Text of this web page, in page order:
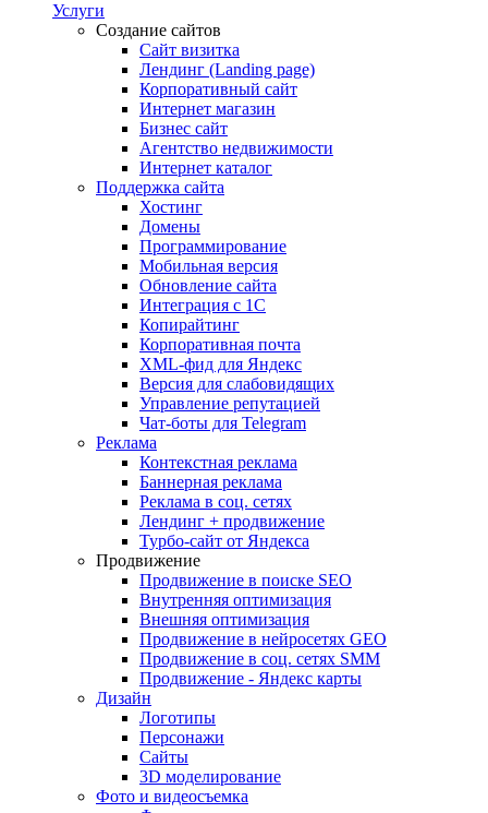
Услуги
Создание сайтов
Сайт визитка
Лендинг (Landing page)
Корпоративный сайт
Интернет магазин
Бизнес сайт
Агентство недвижимости
Интернет каталог
Поддержка сайта
Хостинг
Домены
Программирование
Мобильная версия
Обновление сайта
Интеграция с 1С
Копирайтинг
Корпоративная почта
XML-фид для Яндекс
Версия для слабовидящих
Управление репутацией
Чат-боты для Telegram
Реклама
Контекстная реклама
Баннерная реклама
Реклама в соц. сетях
Лендинг + продвижение
Турбо-сайт от Яндекса
Продвижение
Продвижение в поиске SEO
Внутренняя оптимизация
Внешняя оптимизация
Продвижение в нейросетях GEO
Продвижение в соц. сетях SMM
Продвижение - Яндекс карты
Дизайн
Логотипы
Персонажи
Сайты
3D моделирование
Фото и видеосъемка